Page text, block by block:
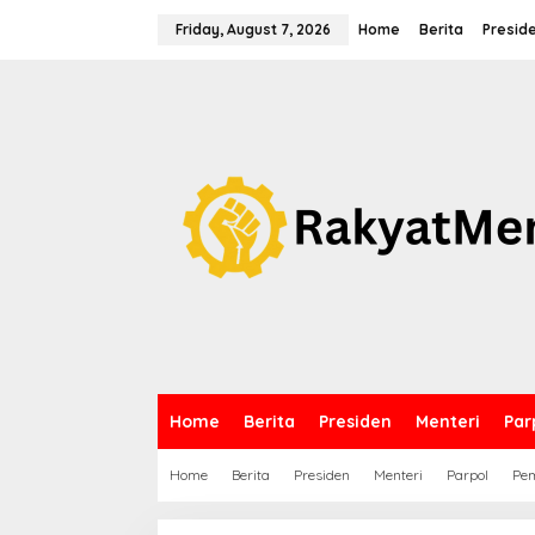
Friday, August 7, 2026 Home Berita
Home Berita Presiden Menteri
Home Berita Presiden Menteri Parpol